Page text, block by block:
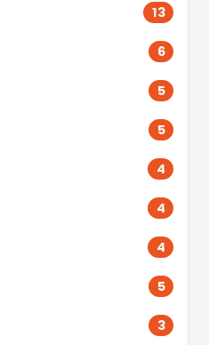
13
6
5
5
4
4
4
5
3